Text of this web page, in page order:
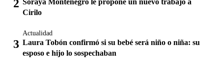
Soraya Montenegro le propone un nuevo trabajo a
Cirilo
Actualidad
Laura Tobón confirmó si su bebé será niño o niña: su
esposo e hijo lo sospechaban